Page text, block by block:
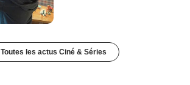
Toutes les actus Ciné & Séries